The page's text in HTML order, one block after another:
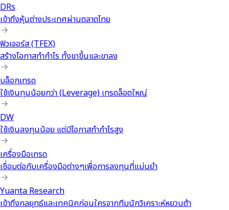
DRs
เข้าถึงหุ้นต่างประเทศผ่านตลาดไทย
ฟิวเจอร์ส (TFEX)
สร้างโอกาสทำกำไร ทั้งขาขึ้นและขาลง
บล็อกเทรด
ใช้เงินทุนน้อยกว่า (Leverage) เทรดล็อตใหญ่
DW
ใช้เงินลงทุนน้อย แต่มีโอกาสทำกำไรสูง
เครื่องมือเทรด
เชื่อมต่อกับเครื่องมือต่างๆเพื่อการลงทุนที่แม่นยำ
Yuanta Research
เข้าถึงกลยุทธ์และเทคนิคก่อนใครจากทีมนักวิเคราะห์หยวนต้า